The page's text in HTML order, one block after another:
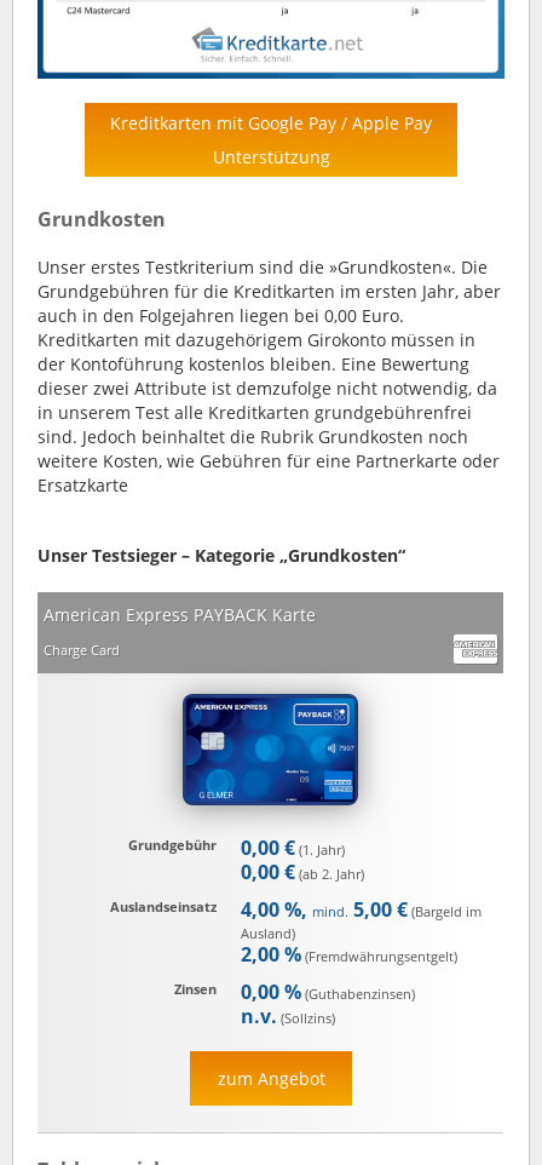
Kreditkarten mit Google Pay / Apple Pay
Unterstützung
Grundkosten
Unser erstes Testkriterium sind die »Grundkosten«. Die
Grundgebühren für die Kreditkarten im ersten Jahr, aber
auch in den Folgejahren liegen bei 0,00 Euro.
Kreditkarten mit dazugehörigem Girokonto müssen in
der Kontoführung kostenlos bleiben. Eine Bewertung
dieser zwei Attribute ist demzufolge nicht notwendig, da
in unserem Test alle Kreditkarten grundgebührenfrei
sind. Jedoch beinhaltet die Rubrik Grundkosten noch
weitere Kosten, wie Gebühren für eine Partnerkarte oder
Ersatzkarte
Unser Testsieger – Kategorie „Grundkosten“
American Express PAYBACK Karte
Charge Card
Grundgebühr 0,00 € (1. Jahr)
0,00 € (ab 2. Jahr)
Auslandseinsatz
4,00 %, mind. 5,00 € (Bargeld im
Ausland)
2,00 % (Fremd­währungs­entgelt)
Zinsen
0,00 % (Guthaben­zinsen)
n.v. (Sollzins)
zum Angebot